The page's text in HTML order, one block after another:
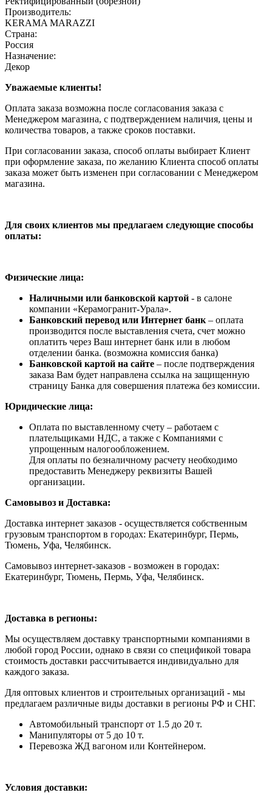
Производитель:
KERAMA MARAZZI
Страна:
Россия
Назначение:
Декор
Уважаемые клиенты!
Оплата заказа возможна после согласования заказа с
Менеджером магазина, с подтверждением наличия, цены и
количества товаров, а также сроков поставки.
При согласовании заказа, способ оплаты выбирает Клиент
при оформление заказа, по желанию Клиента способ оплаты
заказа может быть изменен при согласовании с Менеджером
магазина.
Для своих клиентов мы предлагаем следующие способы
оплаты:
Физические лица:
Наличными или банковской картой - в салоне
компании «Керамогранит-Урала».
Банковский перевод или Интернет банк – оплата
производится после выставления счета, счет можно
оплатить через Ваш интернет банк или в любом
отделении банка. (возможна комиссия банка)
Банковской картой на сайте – после подтверждения
заказа Вам будет направлена ссылка на защищенную
страницу Банка для совершения платежа без комиссии.
Юридические лица:
Оплата по выставленному счету – работаем с
плательщиками НДС, а также с Компаниями с
упрощенным налогообложением.
Для оплаты по безналичному расчету необходимо
предоставить Менеджеру реквизиты Вашей
организации.
Самовывоз и Доставка:
Доставка интернет заказов - осуществляется собственным
грузовым транспортом в городах: Екатеринбург, Пермь,
Тюмень, Уфа, Челябинск.
Самовывоз интернет-заказов - возможен в городах:
Екатеринбург, Тюмень, Пермь, Уфа, Челябинск.
Доставка в регионы:
Мы осуществляем доставку транспортными компаниями в
любой город России, однако в связи со спецификой товара
стоимость доставки рассчитывается индивидуально для
каждого заказа.
Для оптовых клиентов и строительных организаций - мы
предлагаем различные виды доставки в регионы РФ и СНГ.
Автомобильный транспорт от 1.5 до 20 т.
Манипуляторы от 5 до 10 т.
Перевозка ЖД вагоном или Контейнером.
Условия доставки: